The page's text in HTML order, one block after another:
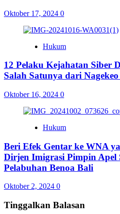
Oktober 17, 2024 0
Hukum
12 Pelaku Kejahatan Siber
Salah Satunya dari
Oktober 16, 2024 0
Hukum
Beri Efek Gentar ke WNA
Dirjen Imigrasi Pimpin Apel
Pelabuhan Benoa Bali
Oktober 2, 2024 0
Tinggalkan Balasan